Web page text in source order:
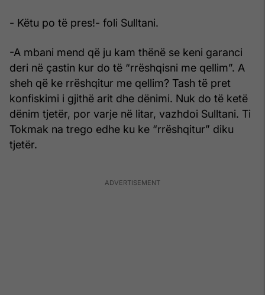
- Këtu po të pres!- foli Sulltani.
-A mbani mend që ju kam thënë se keni garanci
deri në çastin kur do të “rrëshqisni me qellim”. A
sheh që ke rrëshqitur me qellim? Tash të pret
konfiskimi i gjithë arit dhe dënimi. Nuk do të ketë
dënim tjetër, por varje në litar, vazhdoi Sulltani. Ti
Tokmak na trego edhe ku ke “rrëshqitur” diku
tjetër.